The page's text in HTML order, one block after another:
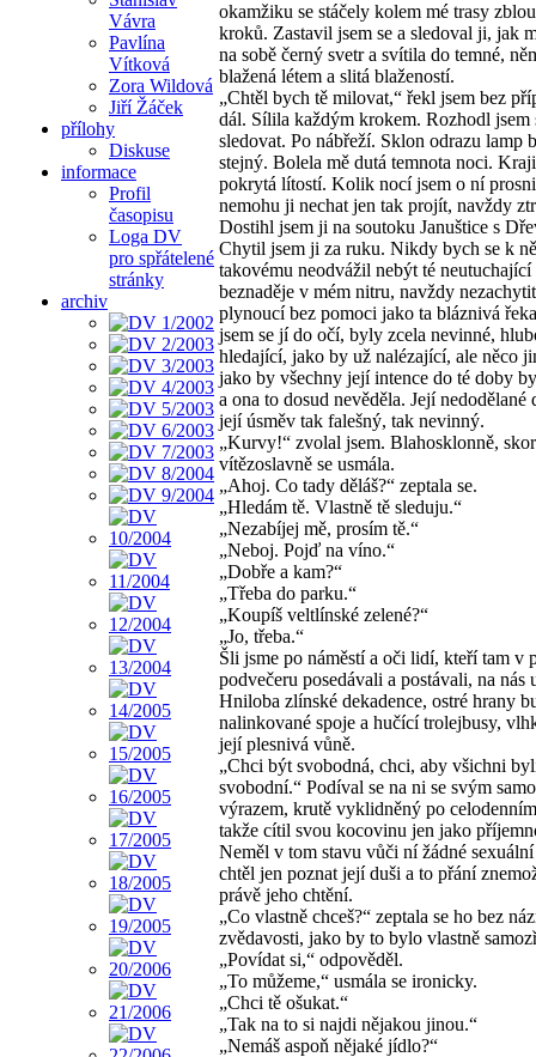
Vávra
Pavlína
Vítková
Zora Wildová
Jiří Žáček
přílohy
Diskuse
informace
Profil
časopisu
Loga DV
pro spřátelené
stránky
archiv
okamžiku se stáčely kolem mé trasy
kroků. Zastavil jsem se a sledoval ji, jak
na sobě černý svetr a svítila do temné,
blažená létem a slitá blažeností.
„Chtěl bych tě milovat,“ řekl jsem bez
dál. Sílila každým krokem. Rozhodl jsem
sledovat. Po nábřeží. Sklon odrazu lamp
stejný. Bolela mě dutá temnota noci.
pokrytá lítostí. Kolik nocí jsem o ní
nemohu ji nechat jen tak projít, navždy
Dostihl jsem ji na soutoku Januštice s
Chytil jsem ji za ruku. Nikdy bych se k
takovému neodvážil nebýt té neutuchající
beznaděje v mém nitru, navždy
plynoucí bez pomoci jako ta bláznivá
jsem se jí do očí, byly zcela nevinné,
hledající, jako by už nalézající, ale něco
jako by všechny její intence do té doby
a ona to dosud nevěděla. Její nedodělané
její úsměv tak falešný, tak nevinný.
„Kurvy!“ zvolal jsem. Blahosklonně,
vítězoslavně se usmála.
„Ahoj. Co tady děláš?“ zeptala se.
„Hledám tě. Vlastně tě sleduju.“
„Nezabíjej mě, prosím tě.“
„Neboj. Pojď na víno.“
„Dobře a kam?“
„Třeba do parku.“
„Koupíš veltlínské zelené?“
„Jo, třeba.“
Šli jsme po náměstí a oči lidí, kteří tam v
podvečeru posedávali a postávali, na nás
Hniloba zlínské dekadence, ostré hrany
nalinkované spoje a hučící trolejbusy,
její plesnivá vůně.
„Chci být svobodná, chci, aby všichni
svobodní.“ Podíval se na ni se svým
výrazem, krutě vyklidněný po
takže cítil svou kocovinu jen jako
Neměl v tom stavu vůči ní žádné
chtěl jen poznat její duši a to přání
právě jeho chtění.
„Co vlastně chceš?“ zeptala se ho bez
zvědavosti, jako by to bylo vlastně
„Povídat si,“ odpověděl.
„To můžeme,“ usmála se ironicky.
„Chci tě ošukat.“
„Tak na to si najdi nějakou jinou.“
„Nemáš aspoň nějaké jídlo?“